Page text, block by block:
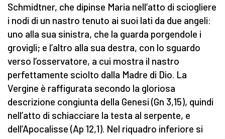
Schmidtner, che dipinse Maria nell’atto di sciogliere
i nodi di un nastro tenuto ai suoi lati da due angeli:
uno alla sua sinistra, che la guarda porgendole i
grovigli; e l’altro alla sua destra, con lo sguardo
verso l’osservatore, a cui mostra il nastro
perfettamente sciolto dalla Madre di Dio. La
Vergine è raffigurata secondo la gloriosa
descrizione congiunta della Genesi (Gn 3,15), quindi
nell’atto di schiacciare la testa al serpente, e
dell’Apocalisse (Ap 12,1). Nel riquadro inferiore si